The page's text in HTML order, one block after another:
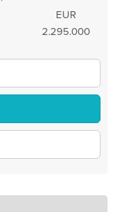
EUR
2.295.000